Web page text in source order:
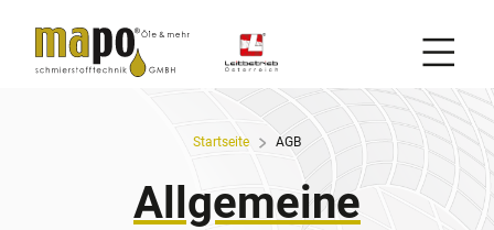
Startseite AGB
Allgemeine